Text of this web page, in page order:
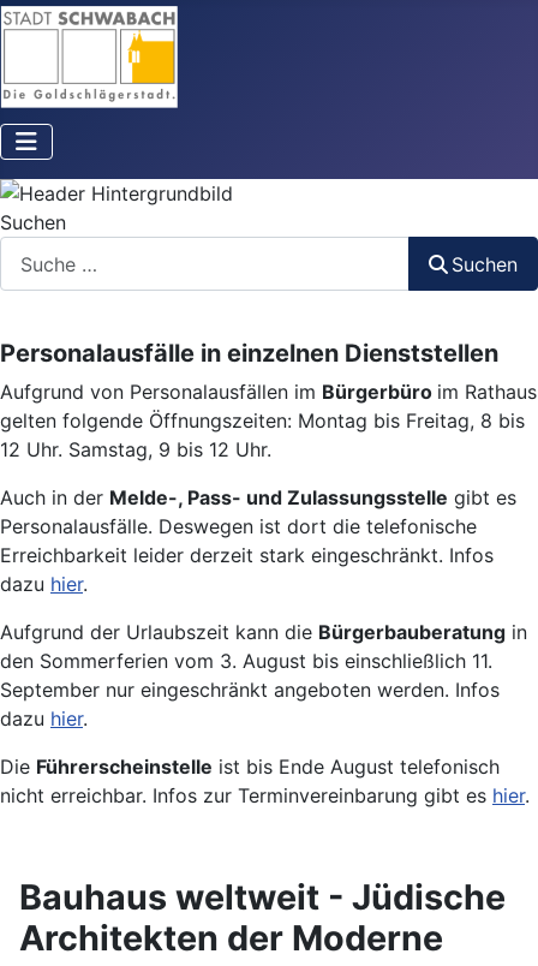
Suchen
Suchen
Personalausfälle in einzelnen Dienststellen
Aufgrund von Personalausfällen im Bürgerbüro im Rathaus
gelten folgende Öffnungszeiten: Montag bis Freitag, 8 bis
12 Uhr. Samstag, 9 bis 12 Uhr.
Auch in der Melde-, Pass- und Zulassungsstelle gibt es
Personalausfälle. Deswegen ist dort die telefonische
Erreichbarkeit leider derzeit stark eingeschränkt. Infos
dazu hier.
Aufgrund der Urlaubszeit kann die Bürgerbauberatung in
den Sommerferien vom 3. August bis einschließlich 11.
September nur eingeschränkt angeboten werden. Infos
dazu hier.
Die Führerscheinstelle ist bis Ende August telefonisch
nicht erreichbar. Infos zur Terminvereinbarung gibt es hier.
Bauhaus weltweit - Jüdische
Architekten der Moderne